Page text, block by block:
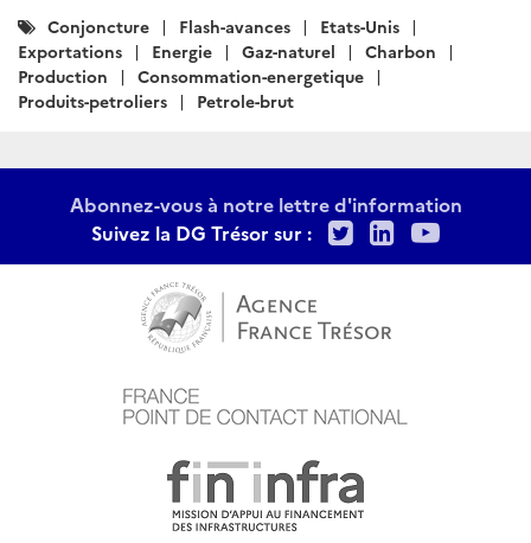
Catégories
:
Conjoncture Flash-avances
Etats-Unis
Exportations
Energie Gaz-naturel
Charbon
Production
Consommation-energetique
Produits-petroliers
Petrole-brut
Abonnez-vous à notre lettre d'information
Suivez la DG Trésor sur :
TwitterLinkedIn